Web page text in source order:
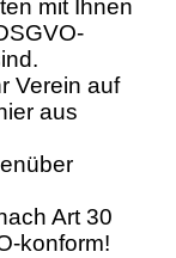
mit Ihnen
Verein auf
aus
Art 30
konform!